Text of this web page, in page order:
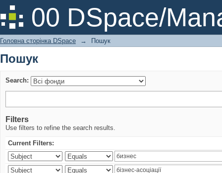
00 DSpace/
Пошук
Головна сторінка DSpace → Пошук
Пошук
Search:
Filters
Use filters to refine the search results.
Current Filters: